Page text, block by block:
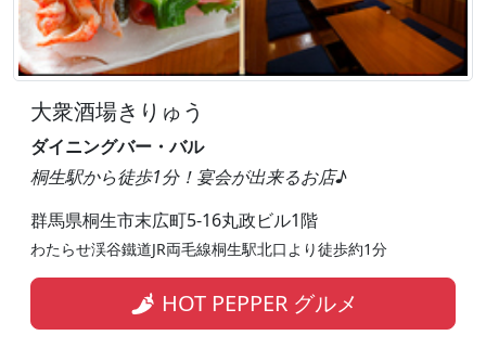
大衆酒場きりゅう
ダイニングバー・バル
桐生駅から徒歩1分！宴会が出来るお店♪
群馬県桐生市末広町5-16丸政ビル1階
わたらせ渓谷鐵道JR両毛線桐生駅北口より徒歩約1分
HOT PEPPER グルメ